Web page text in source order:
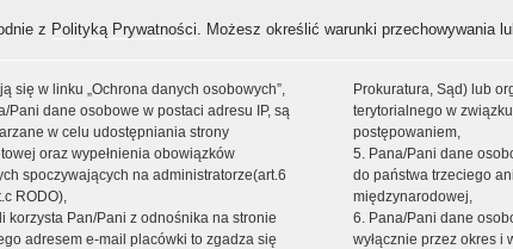
z Polityką Prywatności. Możesz określić warunki przechowywania
się w linku „Ochrona danych osobowych”,
Pani dane osobowe w postaci adresu IP, są
w celu udostępniania strony
oraz wypełnienia obowiązków
spoczywających na administratorze(art.6
RODO),
korzysta Pan/Pani z odnośnika na stronie
adresem e-mail placówki to zgadza się
Prokuratura, Sąd) lub
terytorialnego w
postępowaniem,
5. Pana/Pani dane
do państwa trzeciego
międzynarodowej,
6. Pana/Pani dane
wyłącznie przez okres i